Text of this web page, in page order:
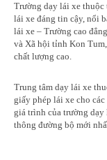
Trường dạy lái xe thuộc
lái xe đáng tin cậy, nổi
lái xe – Trường cao
và Xã hội tỉnh Kon
chất lượng cao.
Trung tâm dạy lái xe
giấy phép lái xe cho
giá trình của trường dạy
thông đường bộ mới